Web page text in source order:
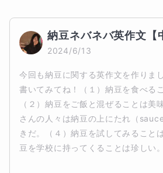
納豆ネバネバ英作文【
2024/6/13
今回も納豆に関する英作文を作りま
書いてみてね！（１）納豆を食べる
（２）納豆をご飯と混ぜることは美
さんの人々は納豆の上にたれ（
きだ。（４）納豆を試してみること
豆を学校に持ってくることは珍しい